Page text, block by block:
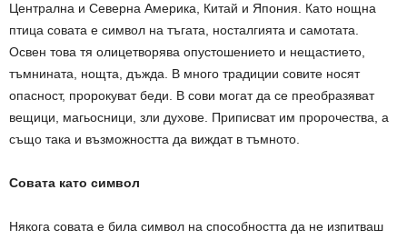
Централна и Северна Америка, Китай и Япония. Като нощна
птица совата е символ на тъгата, носталгията и самотата.
Освен това тя олицетворява опустошението и нещастието,
тъмнината, нощта, дъжда. В много традиции совите носят
опасност, пророкуват беди. В сови могат да се преобразяват
вещици, магьосници, зли духове. Приписват им пророчества, а
също така и възможността да виждат в тъмното.
Совата като символ
Някога совата е била символ на способността да не изпитваш